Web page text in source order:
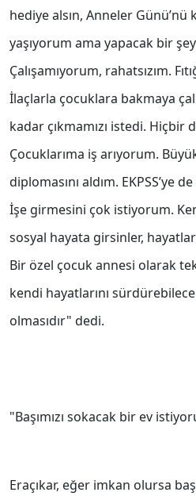
hediye alsın, Anneler Günü’nü
yaşıyorum ama yapacak bir
Çalışamıyorum, rahatsızım.
İlaçlarla çocuklara bakmaya
kadar çıkmamızı istedi. Hiçbir
Çocuklarıma iş arıyorum.
diplomasını aldım. EKPSS’ye
İşe girmesini çok istiyorum.
sosyal hayata girsinler,
Bir özel çocuk annesi olarak
kendi hayatlarını
olmasıdır" dedi.
"Başımızı sokacak bir ev
Eraçıkar, eğer imkan olursa